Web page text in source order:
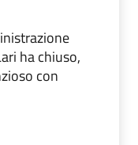
ha chiuso,
con